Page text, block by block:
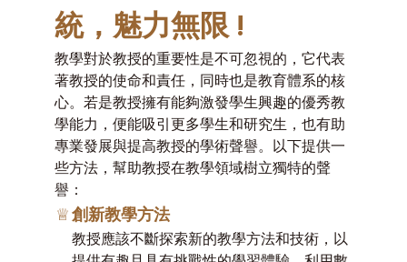
統，魅力無限 !
教學對於教授的重要性是不可忽視的，它代表
著教授的使命和責任，同時也是教育體系的核
心。若是教授擁有能夠激發學生興趣的優秀教
學能力，便能吸引更多學生和研究生，也有助
專業發展與提高教授的學術聲譽。以下提供一
些方法，幫助教授在教學領域樹立獨特的聲
譽：
♕創新教學方法
教授應該不斷探索新的教學方法和技術，以